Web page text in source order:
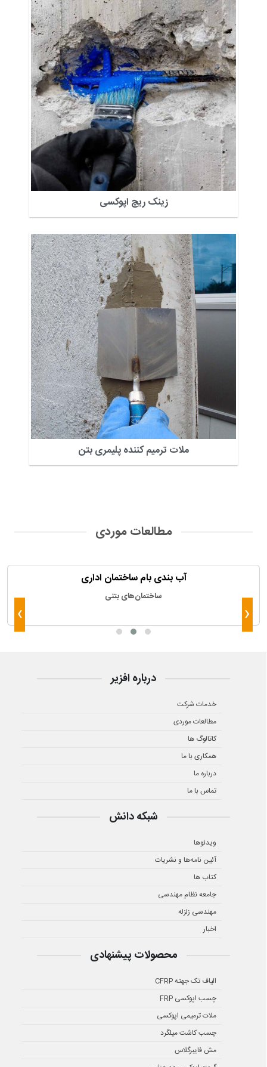
زینک ریچ اپوکسی
ملات ترمیم کننده پلیمری بتن
مطالعات موردی
آب بندی بام ساختمان اداری
ساختمان‌های بتنی
‹
›
درباره افزیر
خدمات شرکت
مطالعات موردی
کاتالوگ ها
همکاری با ما
درباره ما
تماس با ما
شبکه دانش
ویدئوها
آئین نامه‌ها و نشریات
کتاب ها
جامعه نظام مهندسی
مهندسی زلزله
اخبار
محصولات پیشنهادی
الیاف تک جهته CFRP
چسب اپوکسی FRP
ملات ترمیمی اپوکسی
چسب کاشت میلگرد
مش فایبرگلاس